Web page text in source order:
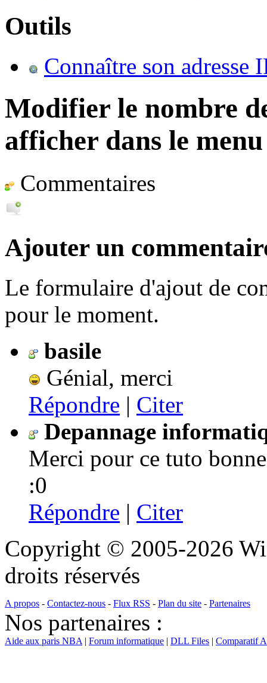
Outils
Connaître son adresse
Modifier le nombre
afficher dans le
Commentaires
Ajouter un
Le formulaire d'ajout de
pour le moment.
basile
Génial, merci
Répondre | Citer
Depannage
Merci pour ce tuto
:0
Répondre | Citer
Copyright © 2005-2026
droits réservés
A propos - Contactez-nous - Flux RSS - Plan du site - Partenaires
Nos partenaires :
Aide aux paris NBA | Forum informatique | DLL Files | Comparatif